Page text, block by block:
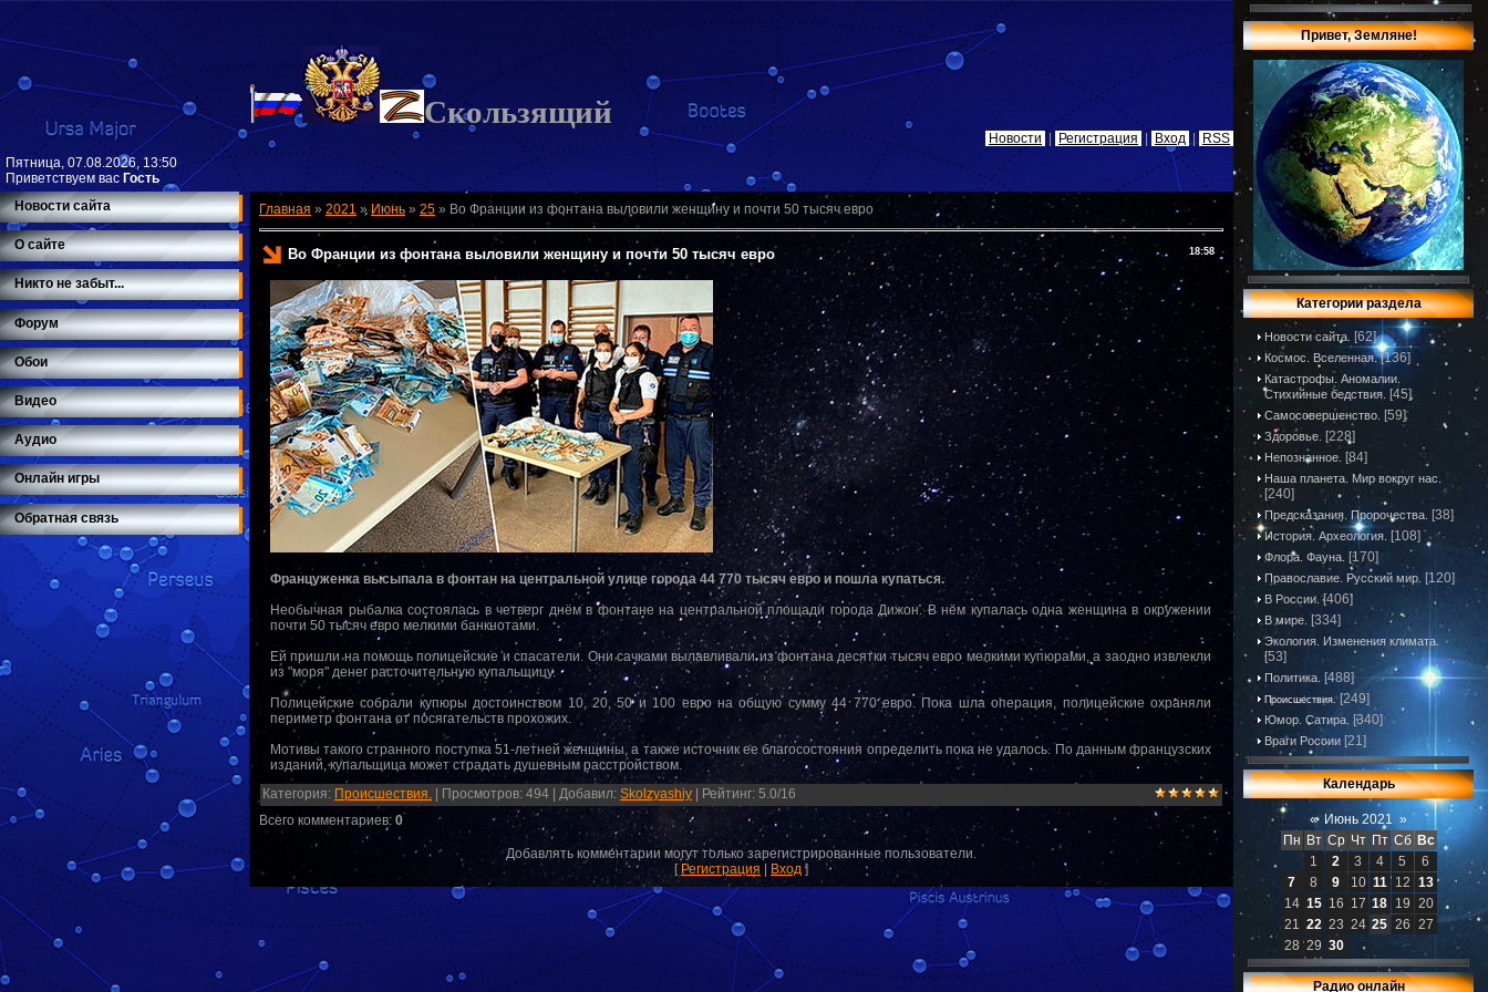
Пятница, 07.08.2026, 13:50
Приветствуем вас Гость
Скользящий
Новости Регистрация Вход | RSS
Новости сайта
О сайте
Никто не забыт...
Форум
Обои
Видео
Аудио
Онлайн игры
Обратная связь
Главная » 2021 » Июнь » 25 » Во Франции из фонтана выловили женщину и почти 50 тысяч евро
18:58
Во Франции из фонтана выловили женщину и почти 50 тысяч евро
Француженка высыпала в фонтан на центральной улице города 44 770 тысяч евро и пошла купаться.
Необычная рыбалка состоялась в четверг днём в фонтане на центральной площади города Дижон. В нём купалась одна женщина в окружении
почти 50 тысяч евро мелкими банкнотами.
Ей пришли на помощь полицейские и спасатели. Они сачками вылавливали из фонтана десятки тысяч евро мелкими купюрами, а заодно извлекли
из "моря" денег расточительную купальщицу.
Полицейские собрали купюры достоинством 10, 20, 50 и 100 евро на общую сумму 44 770 евро. Пока шла операция, полицейские охраняли
периметр фонтана от посягательств прохожих.
Мотивы такого странного поступка 51-летней женщины, а также источник ее благосостояния определить пока не удалось. По данным французских
изданий, купальщица может страдать душевным расстройством.
Категория: Происшествия. Просмотров: 494 Добавил: Skolzyashiy Рейтинг: 5.0/16
Всего комментариев: 0
Добавлять комментарии могут только зарегистрированные пользователи.
[ Регистрация Вход ]
Привет, Земляне!
Категории раздела
Новости сайта. [62]
Космос. Вселенная. [136]
Катастрофы. Аномалии.
Стихийные бедствия.
[45]
Самосовершенство. [59]
Здоровье. [228]
Непознанное. [84]
Наша планета. Мир вокруг нас.
[240]
Предсказания. Пророчества. [38]
История. Археология. [108]
Флора. Фауна. [170]
Православие. Русский мир. [120]
В России. [406]
В мире. [334]
Экология. Изменения климата.
[53]
Политика. [488]
Происшествия. [249]
Юмор. Сатира. [340]
Враги России [21]
Календарь
« Июнь 2021 »
Пн Вт Ср Чт Пт Сб Вс
1
2 3 4 5
6
7
8 9 10 11 12 13
14 15 16 17 18 19 20
21 22 23 24 25 26 27
28 29 30
Радио онлайн